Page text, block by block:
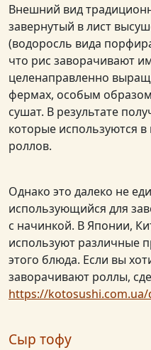
Внешний вид
завернутый в лист
(водоросль вида
что рис заворачивают
целенаправленно
фермах, особым
сушат. В результате
которые используются
роллов.
Однако это далеко не
использующийся для
с начинкой. В Японии,
используют различные
этого блюда. Если вы
заворачивают роллы,
https://kotosushi.com.ua/
Сыр тофу